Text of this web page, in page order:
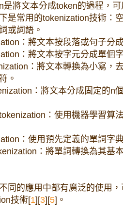
是將文本分成token的過程，
是常用的tokenization技術：
或詞語。
：將文本按段落或句子分
：將文本按字元分成單個
：將文本轉換為小寫，
。
：將文本分成固定的n
：使用機器學習算
：使用預先定義的單詞字
：將單詞轉換為其基
同的應用中都有廣泛的使用
技術[1][3][5]。